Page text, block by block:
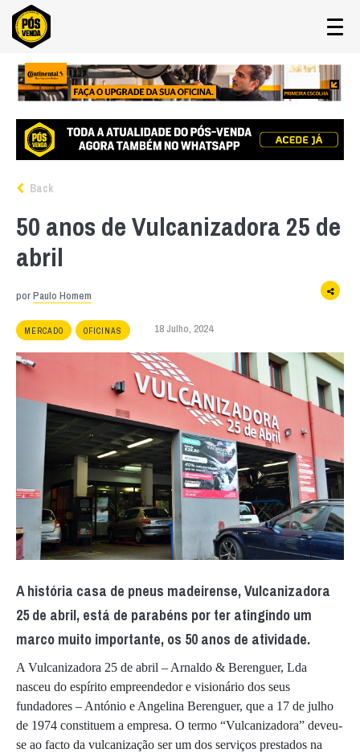
Back
50 anos de Vulcanizadora 25 de
abril
porPaulo Homem
MERCADO OFICINAS 18 Julho, 2024
A história casa de pneus madeirense, Vulcanizadora
25 de abril, está de parabéns por ter atingindo um
marco muito importante, os 50 anos de atividade.
A Vulcanizadora 25 de abril – Arnaldo & Berenguer, Lda
nasceu do espírito empreendedor e visionário dos seus
fundadores – António e Angelina Berenguer, que a 17 de julho
de 1974 constituem a empresa. O termo “Vulcanizadora” deveu-
se ao facto da vulcanização ser um dos serviços prestados na